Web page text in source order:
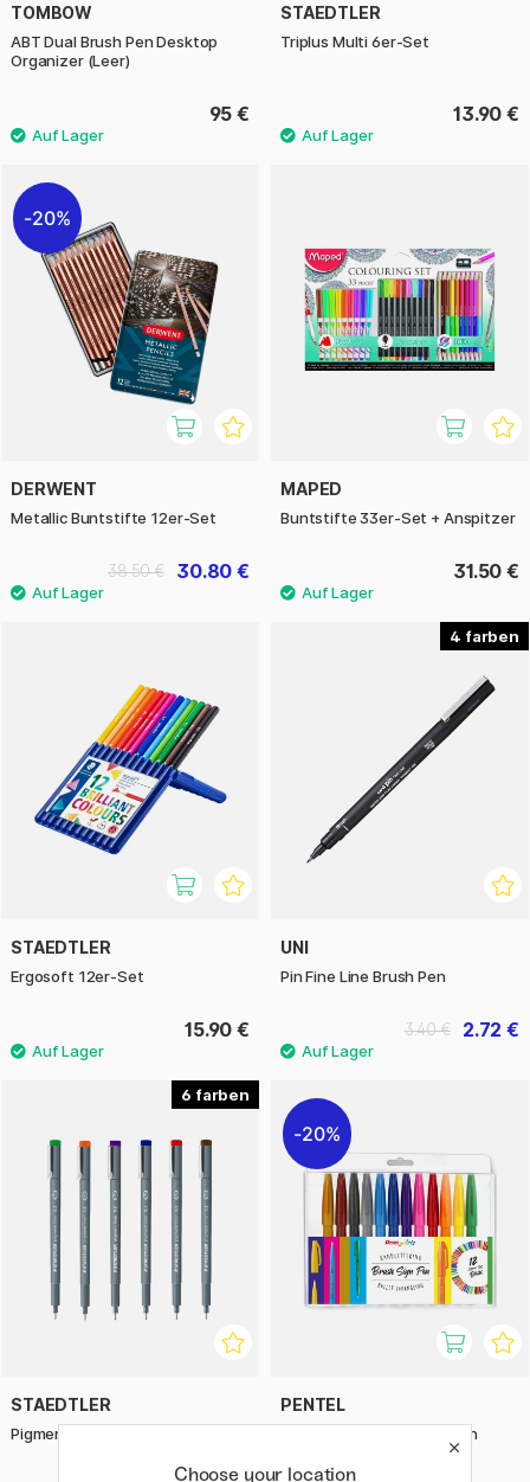
TOMBOW
ABT Dual Brush Pen Desktop
Organizer (Leer)
95 €
STAEDTLER
Triplus Multi 6er-Set
13.90 €
20%
DERWENT
Metallic Buntstifte 12er-Set
30.80 €
38.50 €
MAPED
Buntstifte 33er-Set + Anspitzer
31.50 €
STAEDTLER
Ergosoft 12er-Set
15.90 €
4
UNI
Pin Fine Line Brush Pen
2.72 €
3.40 €
6
STAEDTLER
Pigment Liner Color 0,3 mm
20%
PENTEL
Fude Touch Brush Sign Pen
Choose your location